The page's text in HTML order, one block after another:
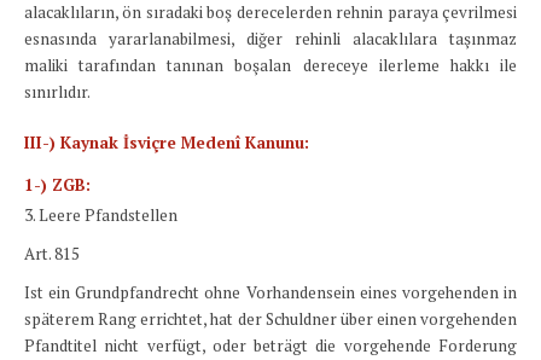
alacaklıların, ön sıradaki boş derecelerden rehnin paraya çevrilmesi
esnasında yararlanabilmesi, diğer rehinli alacaklılara taşınmaz
maliki tarafından tanınan boşalan dereceye ilerleme hakkı ile
sınırlıdır.
III-) Kaynak İsviçre Medenî Kanunu:
1-) ZGB:
3. Leere Pfandstellen
Art. 815
Ist ein Grundpfandrecht ohne Vorhandensein eines vorgehenden in
späterem Rang errichtet, hat der Schuldner über einen vorgehenden
Pfandtitel nicht verfügt, oder beträgt die vorgehende Forderung